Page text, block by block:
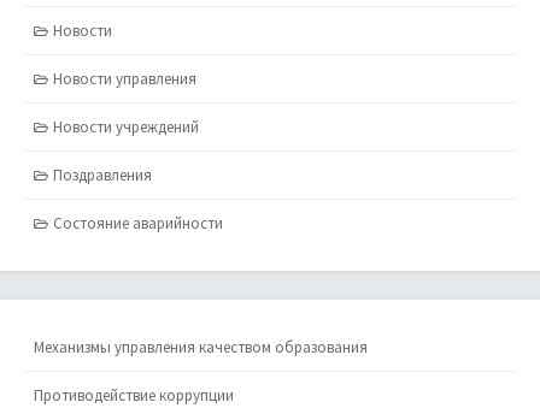
Новости
Новости управления
Новости учреждений
Поздравления
Состояние аварийности
Механизмы управления качеством образования
Противодействие коррупции